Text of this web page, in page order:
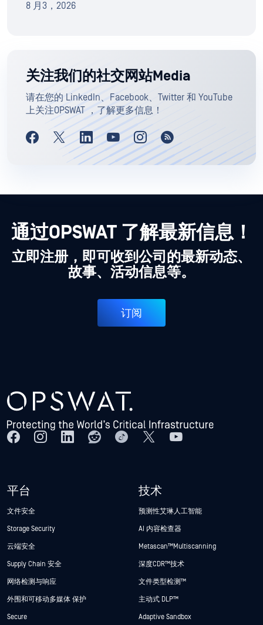
8 月3，2026
关注我们的社交网站Media
请在您的 LinkedIn、Facebook、Twitter 和 YouTube
上关注OPSWAT ，了解更多信息！
通过OPSWAT 了解最新信息！
立即注册，即可收到公司的最新动态、
故事、活动信息等。
订阅
平台
文件安全
Storage Security
云端安全
Supply Chain 安全
网络检测与响应
外围和可移动多媒体 保护
Secure
技术
预测性艾琳人工智能
AI 内容检查器
Metascan™ Multiscanning
深度CDR™技术
文件类型检测™
主动式 DLP™
Adaptive Sandbox